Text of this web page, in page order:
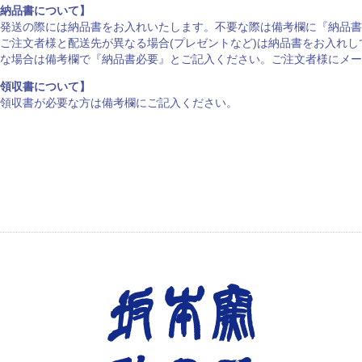
納品書について】
送の際には納品書をお入れいたします。不要な際は備考欄に『納品書
注文者様と配送先が異なる場合(プレゼントなど)は納品書をお入れ
場合は備考欄で『納品書必要』とご記入ください。ご注文者様にメ
領収書について】
収書が必要な方は備考欄にご記入ください。